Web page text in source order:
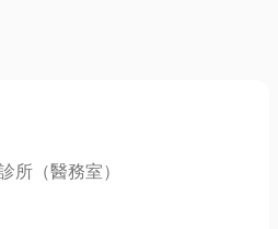
所（醫務室）